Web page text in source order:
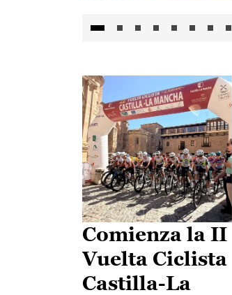
Comienza la II
Vuelta Ciclista
Castilla-La